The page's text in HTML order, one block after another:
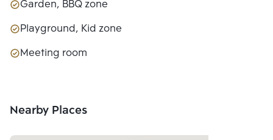
Garden, BBQ zone
Playground, Kid zone
Meeting room
Nearby Places